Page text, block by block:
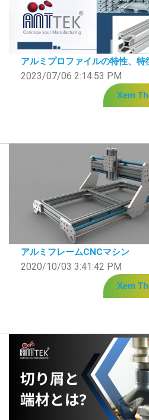
アルミプロファイルの特性、
2023/07/06 2:14:53 PM
Xem
アルミフレームCNCマシン
2020/10/03 3:41:42 PM
Xem